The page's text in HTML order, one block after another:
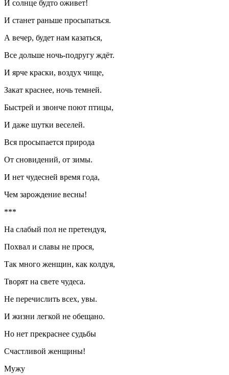
И солнце будто оживет!
И станет раньше просыпаться.
А вечер, будет нам казаться,
Все дольше ночь-подругу ждёт.
И ярче краски, воздух чище,
Закат краснее, ночь темней.
Быстрей и звонче поют птицы,
И даже шутки веселей.
Вся просыпается природа
От сновидений, от зимы.
И нет чудесней время года,
Чем зарождение весны!
***
На слабый пол не претендуя,
Похвал и славы не прося,
Так много женщин, как колдуя,
Творят на свете чудеса.
Не перечислить всех, увы.
И жизни легкой не обещано.
Но нет прекраснее судьбы
Счастливой женщины!
Мужу